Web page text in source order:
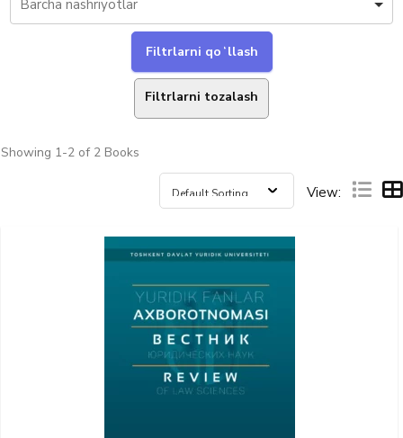
Filtrlarni tozalash
Showing 1-2 of 2 Books
View: